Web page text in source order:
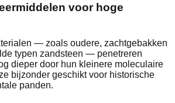
voor hoge
— zoals oudere, zachtgebakken
typen zandsteen — penetreren
dieper door hun kleinere moleculaire
bijzonder geschikt voor historische
panden.